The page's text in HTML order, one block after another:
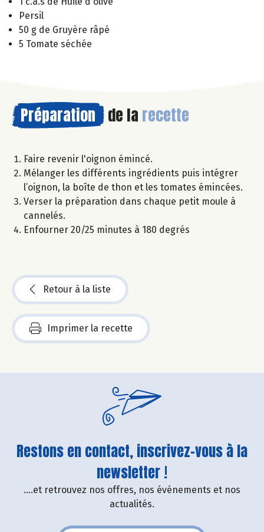
Persil
50 g de Gruyère râpé
5 Tomate séchée
Préparation de la recette
Faire revenir l'oignon émincé.
Mélanger les différents ingrédients puis intégrer
l’oignon, la boîte de thon et les tomates émincées.
Verser la préparation dans chaque petit moule à
cannelés.
Enfourner 20/25 minutes à 180 degrés
Retour à la liste
Imprimer la recette
Restons en contact, inscrivez-vous à la
newsletter !
....et retrouvez nos offres, nos événements et nos
actualités.